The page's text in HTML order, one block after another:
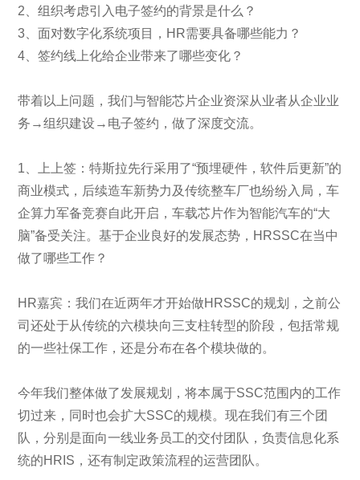
2、组织考虑引入电子签约的背景是什么？
3、面对数字化系统项目，HR需要具备哪些能力？
4、签约线上化给企业带来了哪些变化？
带着以上问题，我们与智能芯片企业资深从业者从企业业
务→组织建设→电子签约，做了深度交流。
1、上上签：特斯拉先行采用了“预埋硬件，软件后更新”的
商业模式，后续造车新势力及传统整车厂也纷纷入局，车
企算力军备竞赛自此开启，车载芯片作为智能汽车的“大
脑”备受关注。基于企业良好的发展态势，HRSSC在当中
做了哪些工作？
HR嘉宾：我们在近两年才开始做HRSSC的规划，之前公
司还处于从传统的六模块向三支柱转型的阶段，包括常规
的一些社保工作，还是分布在各个模块做的。
今年我们整体做了发展规划，将本属于SSC范围内的工作
切过来，同时也会扩大SSC的规模。现在我们有三个团
队，分别是面向一线业务员工的交付团队，负责信息化系
统的HRIS，还有制定政策流程的运营团队。